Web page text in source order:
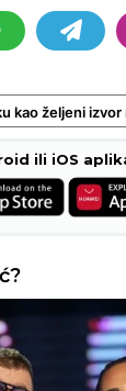
kao željeni izvor
ili iOS